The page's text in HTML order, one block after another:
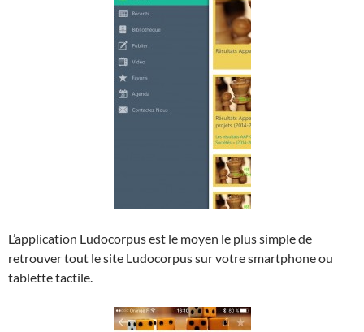
L’application Ludocorpus est le moyen le plus simple de
retrouver tout le site Ludocorpus sur votre smartphone ou
tablette tactile.